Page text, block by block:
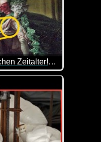
Hygiene im viktorianischen Zeitalter! Wie haben Frauen in diesen Kleidern die Toilette benutzt?
Praktiken wohl damals